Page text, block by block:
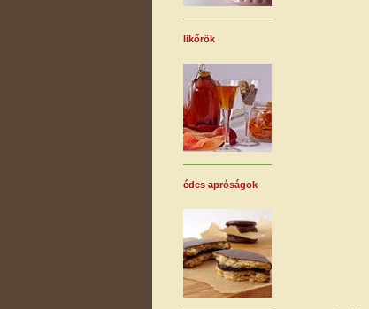
likőrök
édes apróságok